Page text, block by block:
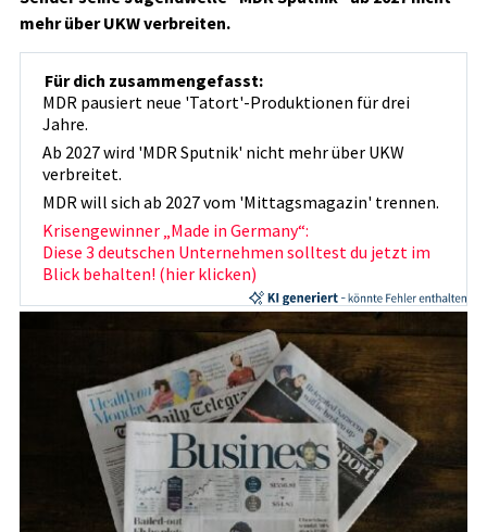
mehr über UKW verbreiten.
Für dich zusammengefasst:
MDR pausiert neue 'Tatort'-Produktionen für drei
Jahre.
Ab 2027 wird 'MDR Sputnik' nicht mehr über UKW
verbreitet.
MDR will sich ab 2027 vom 'Mittagsmagazin' trennen.
Krisengewinner „Made in Germany“:
Diese 3 deutschen Unternehmen solltest du jetzt im
Blick behalten! (hier klicken)